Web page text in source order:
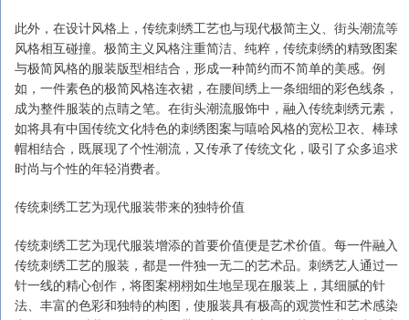
此外，在设计风格上，传统刺绣工艺也与现代极简主义、街头潮流等
风格相互碰撞。极简主义风格注重简洁、纯粹，传统刺绣的精致图案
与极简风格的服装版型相结合，形成一种简约而不简单的美感。例
如，一件素色的极简风格连衣裙，在腰间绣上一条细细的彩色线条，
成为整件服装的点睛之笔。在街头潮流服饰中，融入传统刺绣元素，
如将具有中国传统文化特色的刺绣图案与嘻哈风格的宽松卫衣、棒球
帽相结合，既展现了个性潮流，又传承了传统文化，吸引了众多追求
时尚与个性的年轻消费者。
传统刺绣工艺为现代服装带来的独特价值
传统刺绣工艺为现代服装增添的首要价值便是艺术价值。每一件融入
传统刺绣工艺的服装，都是一件独一无二的艺术品。刺绣艺人通过一
针一线的精心创作，将图案栩栩如生地呈现在服装上，其细腻的针
法、丰富的色彩和独特的构图，使服装具有极高的观赏性和艺术感染